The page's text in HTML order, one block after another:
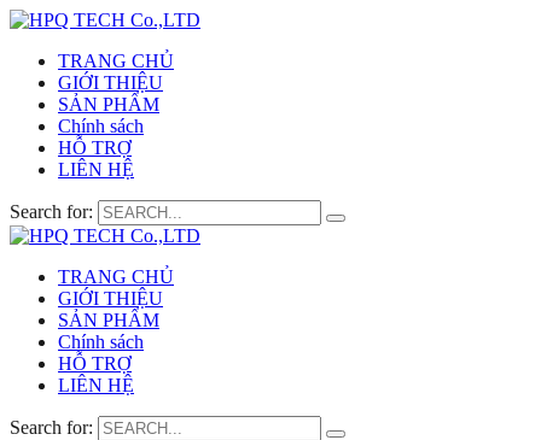
TRANG CHỦ
GIỚI THIỆU
SẢN PHẨM
Chính sách
HỖ TRỢ
LIÊN HỆ
Search for:
TRANG CHỦ
GIỚI THIỆU
SẢN PHẨM
Chính sách
HỖ TRỢ
LIÊN HỆ
Search for: